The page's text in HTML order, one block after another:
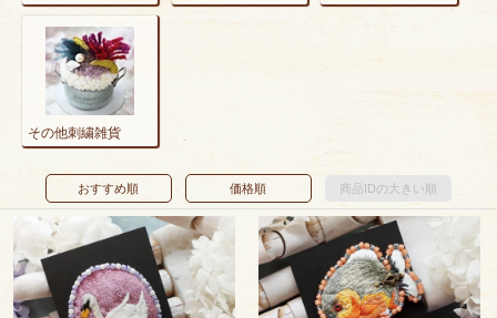
その他刺繍雑貨
おすすめ順 価格順 商品IDの大きい順